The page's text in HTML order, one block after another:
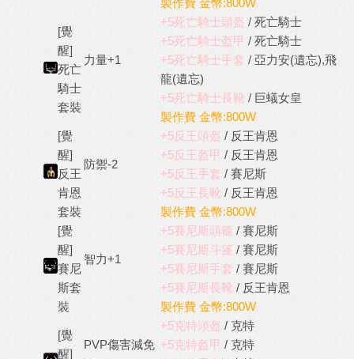
製作費 金幣:800W
[覺
醒]
死亡
騎士
套裝
力量+1
+5死亡騎士頭盔 / 死亡騎士
+5死亡騎士盔甲 / 死亡騎士
+5死亡騎士手套 / 亞力安(遺忘),飛
龍(遺忘)
+5死亡騎士長靴 / 巨蟻女皇
製作費 金幣:800W
[覺
醒]
反王
肯恩
套裝
防禦-2
+5反王頭盔 / 反王肯恩
+5反王盔甲 / 反王肯恩
+5反王手套 / 賽尼斯
+5反王長靴 / 反王肯恩
製作費 金幣:800W
[覺
醒]
賽尼
斯套
裝
智力+1
+5賽尼斯頭箍 / 賽尼斯
+5賽尼斯斗篷 / 賽尼斯
+5賽尼斯手套 / 賽尼斯
+5賽尼斯長靴 / 反王肯恩
製作費 金幣:800W
[覺
醒]
PVP傷害減免
+5克特頭盔 / 克特
+5克特盔甲 / 克特